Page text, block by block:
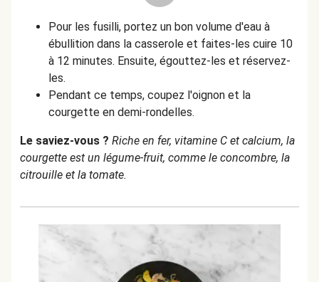
Pour les fusilli, portez un bon volume d'eau à
ébullition dans la casserole et faites-les cuire 10
à 12 minutes. Ensuite, égouttez-les et réservez-
les.
Pendant ce temps, coupez l'oignon et la
courgette en demi-rondelles.
Le saviez-vous ? Riche en fer, vitamine C et calcium, la
courgette est un légume-fruit, comme le concombre, la
citrouille et la tomate.